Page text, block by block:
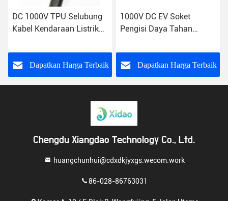
DC 1000V TPU Selubung
Kabel Kendaraan Listrik
Tembaga Telanjang
Dapatkan Harga Terbaik
1000V DC EV Soket
Pengisi Daya Tahan
Dapatkan Harga Terbaik
Chengdu Xiangdao Technology Co., Ltd.
huangchunhui@cdxdkjyxgs.wecom.work
86-028-86763031